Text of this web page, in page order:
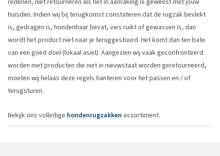
huisdier. Indien wij bij terugkomst constateren dat de rugzak bevlekt
is, gedragen is, hondenhaar bevat, vies ruikt of gewassen is, dan
wordt het product niet naar je teruggestuurd. Het komt dan ten bate
van een goed doel (lokaal asiel). Aangezien wij vaak geconfronteerd
worden met producten die niet in nieuwstaat worden geretourneerd,
moeten wij helaas deze regels hanteren voor het passen en / of
terugsturen.
Bekijk ons volledige hondenrugzakken assortiment.